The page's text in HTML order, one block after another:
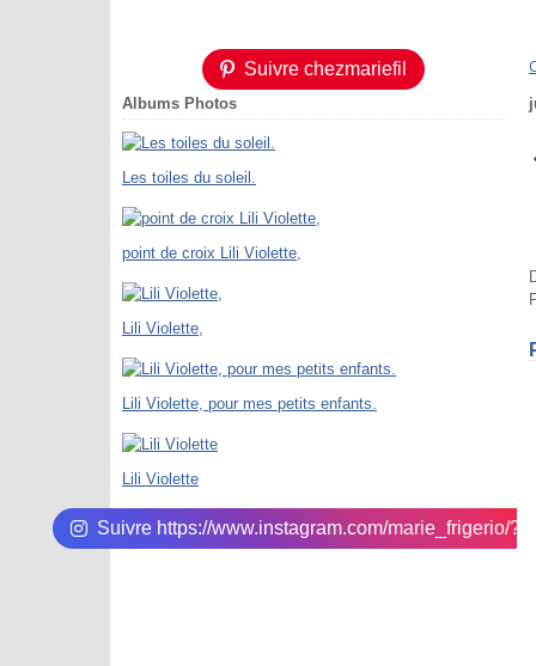
Suivre chezmariefil
Albums Photos
Les toiles du soleil.
point de croix Lili Violette,
Lili Violette,
Lili Violette, pour mes petits enfants.
Lili Violette
Suivre https://www.instagram.com/marie_frigerio/